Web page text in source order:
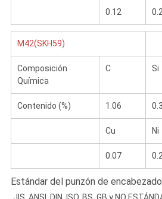
0.12
M42(SKH59)
Composición
Química
C Si
Contenido (%) 1.06 0.3
Cu Ni
0.07
Estándar del punzón de